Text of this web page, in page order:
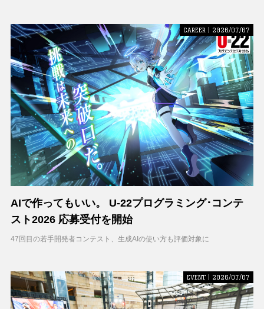
CAREER | 2026/07/07
AIで作ってもいい。 U-22プログラミング･コンテ
スト2026 応募受付を開始
47回目の若手開発者コンテスト、生成AIの使い方も評価対象に
EVENT | 2026/07/07